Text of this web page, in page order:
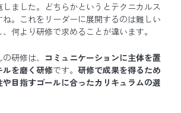
ました。どちらかというとテクニカルス
。これをリーダーに展開するのは難しい
何より研修で求めることが違います。
研修は、 コミュニケーションに主体を置
ルを磨く研修です。研修で成果を得るため
目指すゴールに合ったカリキュラムの選